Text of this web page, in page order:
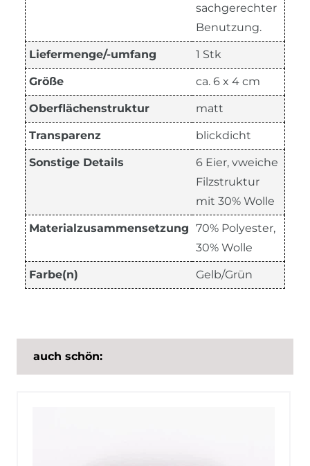
sachgerechter
Benutzung.
Liefermenge/-umfang 1 Stk
Größe ca. 6 x 4 cm
Oberflächenstruktur matt
Transparenz blickdicht
Sonstige Details
6 Eier, vweiche
Filzstruktur
mit 30% Wolle
Materialzusammensetzung 70% Polyester,
30% Wolle
Farbe(n) Gelb/Grün
auch schön: